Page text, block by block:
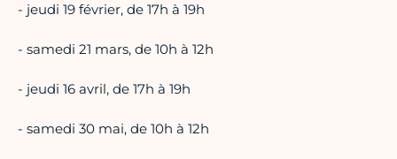
- jeudi 19 février, de 17h à 19h
- samedi 21 mars, de 10h à 12h
- jeudi 16 avril, de 17h à 19h
- samedi 30 mai, de 10h à 12h